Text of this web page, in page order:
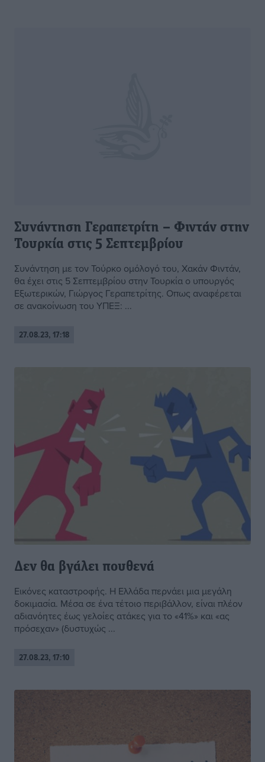
Συνάντηση Γεραπετρίτη – Φιντάν στην
Τουρκία στις 5 Σεπτεμβρίου
Συνάντηση με τον Τούρκο ομόλογό του, Χακάν Φιντάν,
θα έχει στις 5 Σεπτεμβρίου στην Τουρκία ο υπουργός
Εξωτερικών, Γιώργος Γεραπετρίτης. Οπως αναφέρεται
σε ανακοίνωση του ΥΠΕΞ: ...
27.08.23, 17:18
Δεν θα βγάλει πουθενά
Εικόνες καταστροφής. Η Ελλάδα περνάει μια μεγάλη
δοκιμασία. Μέσα σε ένα τέτοιο περιβάλλον, είναι πλέον
αδιανόητες έως γελοίες ατάκες για το «41%» και «ας
πρόσεχαν» (δυστυχώς ...
27.08.23, 17:10